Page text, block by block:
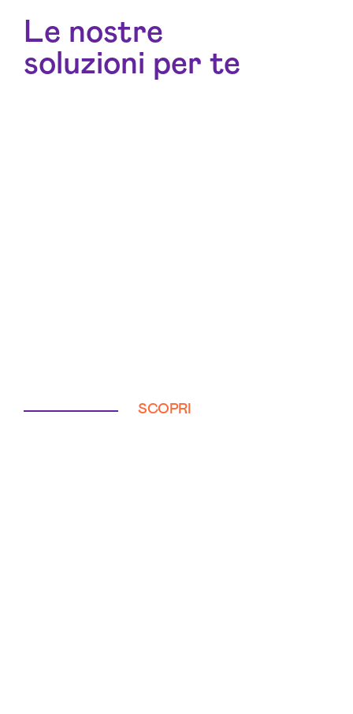
Le nostre
soluzioni per te
SCOPRI